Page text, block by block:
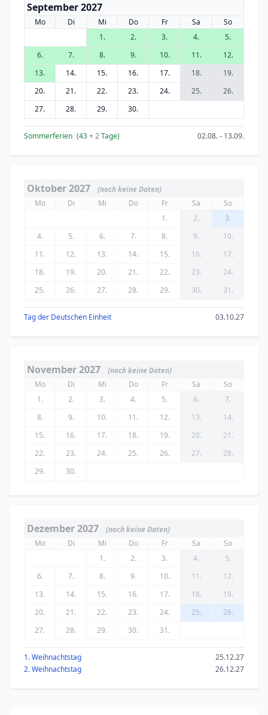
September 2027
Mo Di Mi Do Fr Sa
So
1.
2. 3. 4.
5.
6.
7. 8. 9. 10. 11.
12.
13.
14. 15. 16. 17. 18.
19.
20.
21. 22. 23. 24. 25.
26.
27.
28. 29. 30.
Sommerferien (43+ 2Tage) 02.08. - 13.09.
Oktober 2027
(noch keine Daten)
Mo
Di Mi Do Fr Sa
So
1.
2.
3.
4.
5. 6. 7. 8. 9.
10.
11.
12. 13. 14. 15. 16.
17.
18.
19. 20. 21. 22. 23.
24.
25.
26. 27. 28. 29. 30. 31.
Tag der Deutschen Einheit 03.10.27
November 2027
(noch keine Daten)
Mo
Di Mi Do Fr Sa
So
1.
2. 3. 4. 5. 6.
7.
8.
9. 10. 11. 12. 13.
14.
15.
16. 17. 18. 19. 20.
21.
22.
23. 24. 25. 26. 27.
28.
29.
30.
Dezember 2027
(noch keine Daten)
Mo
Di Mi Do Fr Sa
So
1.
2. 3. 4.
5.
6.
7. 8. 9. 10. 11.
12.
13.
14. 15. 16. 17. 18.
19.
20.
21. 22. 23. 24. 25.
26.
27.
28. 29. 30. 31.
1. Weihnachtstag
25.12.27
2. Weihnachtstag
26.12.27